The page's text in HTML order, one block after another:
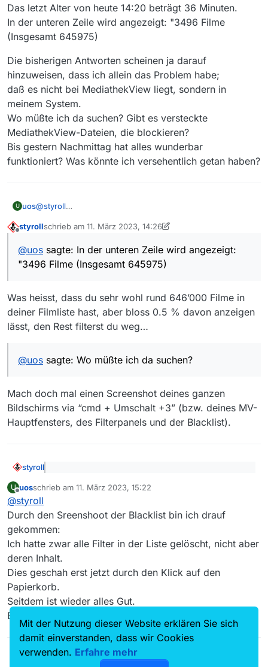
Hast du die Filmliste überhaupt mal manuell – über den
Das letzt Alter von heute 14:20 beträgt 36 Minuten.
In der unteren Zeile wird angezeigt: "3496 Filme
(Insgesamt 645975)
Die bisherigen Antworten scheinen ja darauf
hinzuweisen, dass ich allein das Problem habe;
daß es nicht bei MediathekView liegt, sondern in
meinem System.
Wo müßte ich da suchen? Gibt es versteckte
MediathekView-Dateien, die blockieren?
Bis gestern Nachmittag hat alles wunderbar
funktioniert? Was könnte ich versehentlich getan haben?
U uos@styroll
In der unteren Zeile wird angezeigt: "3496 Filme
Die bisherigen Antworten scheinen ja darauf hinzuweisen,
daß es nicht bei MediathekView liegt, sondern in meinem
System.
Bis gestern Nachmittag hat alles wunderbar funktioniert?
Was könnte ich versehentlich getan haben?
Offline
styrollschrieb am 11. März 2023, 14:26
zuletzt editiert von styroll3. Nov. 2023, 15:27
@uos sagte: In der unteren Zeile wird angezeigt:
"3496 Filme (Insgesamt 645975)
Was heisst, dass du sehr wohl rund 646’000 Filme in
deiner Filmliste hast, aber bloss 0.5 % davon anzeigen
lässt, den Rest filterst du weg…
@uos sagte: Wo müßte ich da suchen?
Mach doch mal einen Screenshot deines ganzen
Bildschirms via “cmd + Umschalt +3” (bzw. deines MV-
Hauptfensters, des Filterpanels und der Blacklist).
styroll
"3496 Filme (Insgesamt 645975)
deiner Filmliste hast, aber bloss 0.5 % davon anzeigen
lässt, den Rest filterst du weg…
@
Mach doch mal einen Screenshot deines ganzen
Bildschirms via “cmd + Umschalt +3” (bzw. deines MV-
Hauptfensters, des Filterpanels und der Blacklist).
U
Offline
uosschrieb am 11. März 2023, 15:22
zuletzt editiert von
@styroll
Durch den Sreenshoot der Blacklist bin ich drauf
gekommen:
Ich hatte zwar alle Filter in der Liste gelöscht, nicht aber
deren Inhalt.
Dies geschah erst jetzt durch den Klick auf den
Papierkorb.
Seitdem ist wieder alles Gut.
Besten Dank für die anregende Unterstützung.
Mit der Nutzung dieser Website erklären Sie sich
damit einverstanden, dass wir Cookies
verwenden. Erfahre mehr